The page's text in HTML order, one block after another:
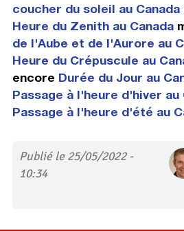
coucher du soleil au Canada
Heure du Zenith au Canada
de l'Aube et de l'Aurore au
Heure du Crépuscule au
encore Durée du Jour au
Passage à l'heure d'hiver au
Passage à l'heure d'été au
Publié le 25/05/2022 -
10:34